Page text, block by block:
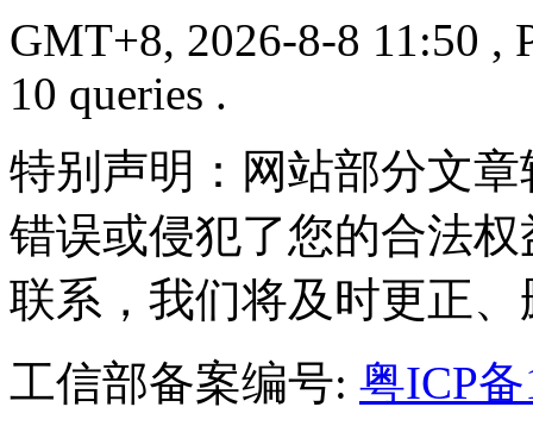
GMT+8, 2026-8-8 11:50 ,
10 queries .
特别声明：网站部分文
错误或侵犯了您的合法
联系，我们将及时更正
工信部备案编号: 粤ICP